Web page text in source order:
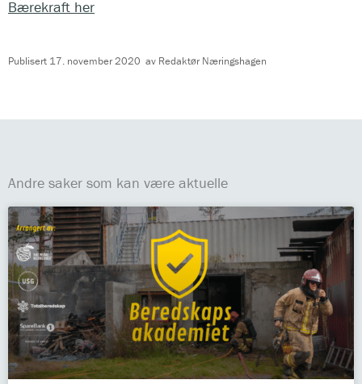
Bærekraft her
Publisert 17. november 2020 av Redaktør Næringshagen
Andre saker som kan være aktuelle